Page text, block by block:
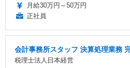
月給30万円～50万円
正社員
会計事務所スタッフ 決算処理業務
税理士法人日本経営